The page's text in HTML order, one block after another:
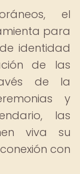
el
para
identidad
de las
de la
y
las
viva su
con